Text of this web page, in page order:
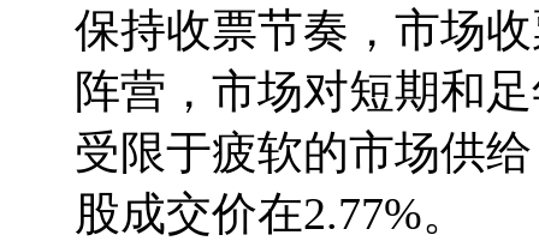
保持收票节奏，市场
阵营，市场对短期和
受限于疲软的市场供
股成交价在2.77%。